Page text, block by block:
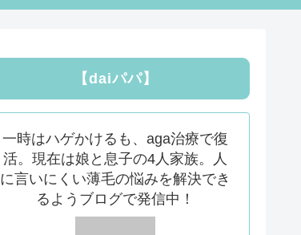
【daiパパ】
一時はハゲかけるも、aga治療で復
活。現在は娘と息子の4人家族。人
に言いにくい薄毛の悩みを解決でき
るようブログで発信中！